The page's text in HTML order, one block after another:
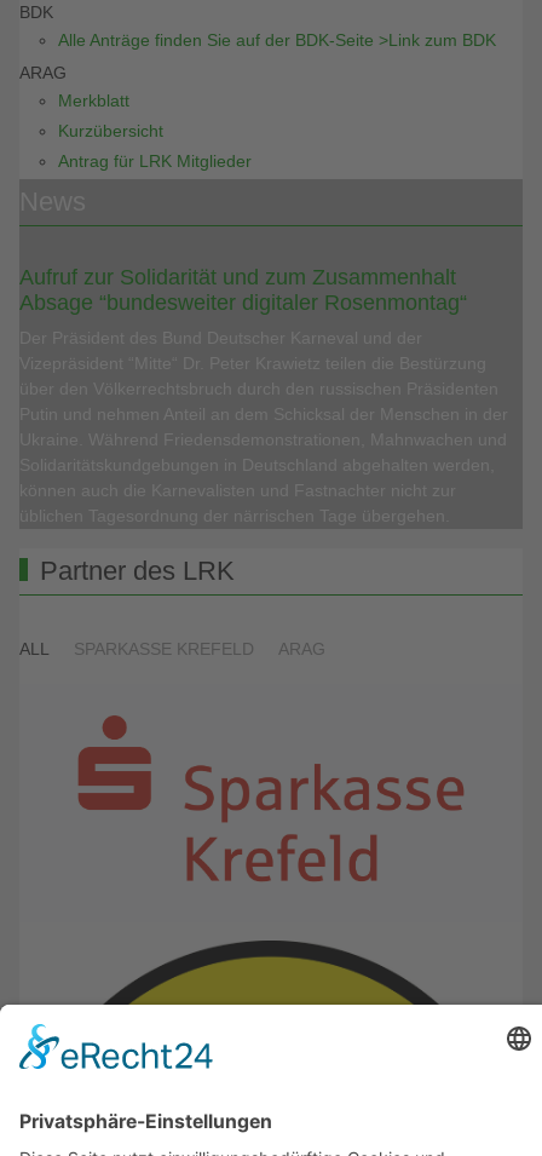
BDK
Alle Anträge finden Sie auf der BDK-Seite >Link zum BDK
ARAG
Merkblatt
Kurzübersicht
Antrag für LRK Mitglieder
Aufruf zur Solidarität und zum Zusammenhalt
Absage “bundesweiter digitaler Rosenmontag“
Partner des LRK
ALL SPARKASSE KREFELD ARAG